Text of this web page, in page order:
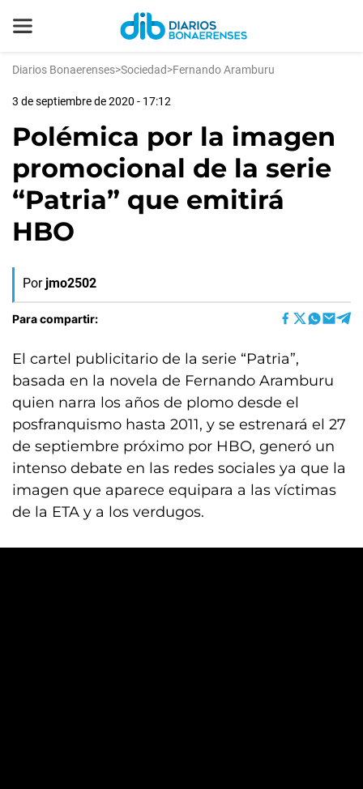
Diarios Bonaerenses>Sociedad>Fernando Aramburu
3 de septiembre de 2020 - 17:12
Polémica por la imagen
promocional de la serie
“Patria” que emitirá
HBO
Por jmo2502
Para compartir:
El cartel publicitario de la serie “Patria”,
basada en la novela de Fernando Aramburu
quien narra los años de plomo desde el
posfranquismo hasta 2011, y se estrenará el 27
de septiembre próximo por HBO, generó un
intenso debate en las redes sociales ya que la
imagen que aparece equipara a las víctimas
de la ETA y a los verdugos.